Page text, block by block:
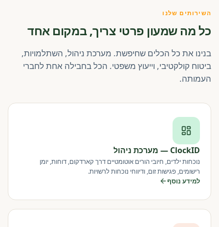
השירותים שלנו
כל מה שמעון פרטי צריך, במקום אחד
בנינו את כל הכלים שחיפשת. מערכת ניהול, השתלמויות,
ביטוח קולקטיבי, וייעוץ משפטי. הכל בחבילה אחת לחברי
העמותה.
ClockID — מערכת ניהול
נוכחות ילדים, חיובי הורים אוטומטיים דרך קארדקום, דוחות, יומן
רישומים, פגישות זום, ודיווחי נוכחות לרשויות.
למידע נוסף